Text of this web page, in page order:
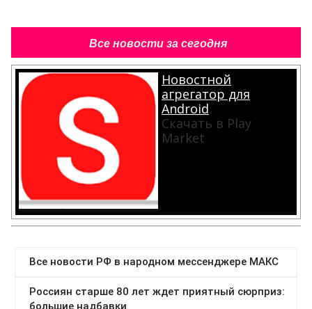
Все новости за сегодня
Новостной
агрегатор для
Android
Скачать в Play
Market